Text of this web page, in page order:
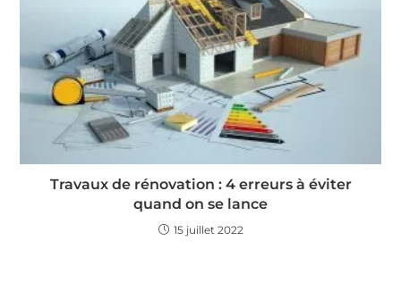
Travaux de rénovation : 4 erreurs à éviter
quand on se lance
15 juillet 2022